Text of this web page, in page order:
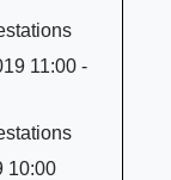
11:00 -
10:00